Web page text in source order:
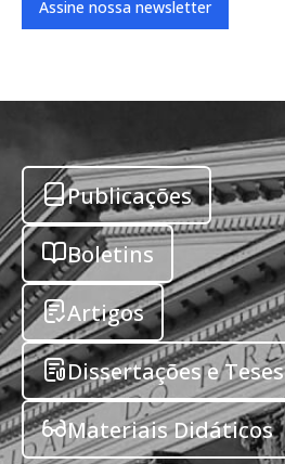
Assine nossa newsletter
Publicações
Boletins
Artigos
Dissertações e Teses
Materiais Didáticos